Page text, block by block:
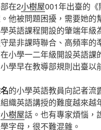
在2小樹屋001年出臺的
他被問題困擾，需要她
英語課程開設的肇端年
是非課時聯合、高頻率
小學一二年級開設英語
學早在教導部規則出臺以
的小學英語教員向記者流
織英語講授的難度越來越
小樹屋話。也有專家煩惱，
字母，很不難混雜。